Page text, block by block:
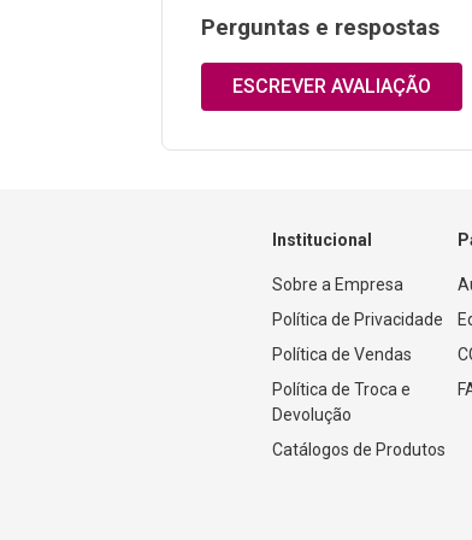
Perguntas e respostas
ESCREVER AVALIAÇÃO
Institucional
Sobre a Empresa
Política de Privacidade
Política de Vendas
Política de Troca e
Devolução
Catálogos de Produtos